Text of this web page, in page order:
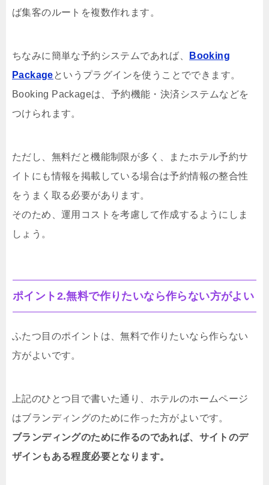
ば集客のルートを複数作れます。
ちなみに簡単な予約システムであれば、
Booking
Packageというプラグインを使うことでできます。
Booking Packageは、予約機能・決済システムなどを
つけられます。
ただし、無料だと機能制限が多く、またホテル予約サ
イトにも情報を掲載している場合は予約情報の整合性
をうまく取る必要があります。
そのため、運用コストを考慮して作成するようにしま
しょう。
ポイント2.無料で作りたいなら作らない方がよい
ふたつ目のポイントは、無料で作りたいなら作らない
方がよいです。
上記のひとつ目で書いた通り、ホテルのホームページ
はブランディングのために作った方がよいです。
ブランディングのために作るのであれば、サイトのデ
ザインもある程度必要となります。